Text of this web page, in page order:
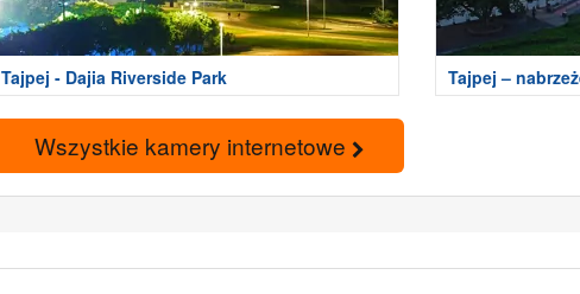
Tajpej - Dajia Riverside Park Tajpej –
Wszystkie kamery internetowe